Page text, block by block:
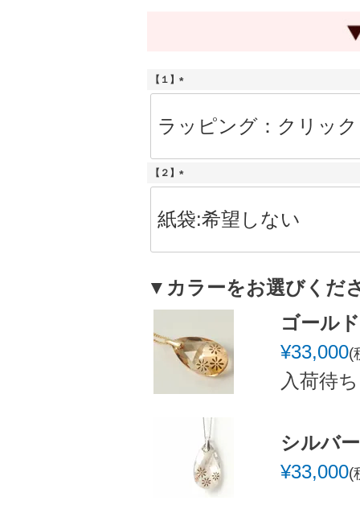
【１】
(
須
【２】
(
須
▼カラーをお選びくだ
ゴールド
¥33,000
入荷待ち
シルバー
¥33,000